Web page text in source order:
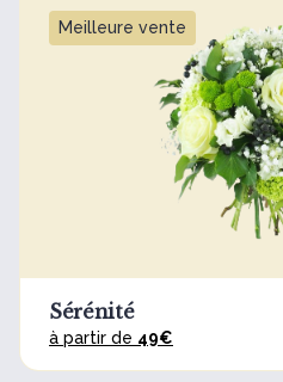
Meilleure vente
Sérénité
à partir de 49€